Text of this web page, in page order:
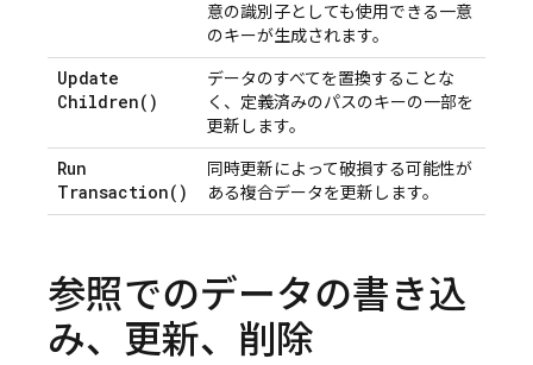
意の識別子としても使用できる一意
のキーが生成されます。
Update
Children( )
データのすべてを置換することな
く、定義済みのパスのキーの一部を
更新します。
Run
Transaction( )
同時更新によって破損する可能性が
ある複合データを更新します。
参照でのデータの書き込
み、更新、削除